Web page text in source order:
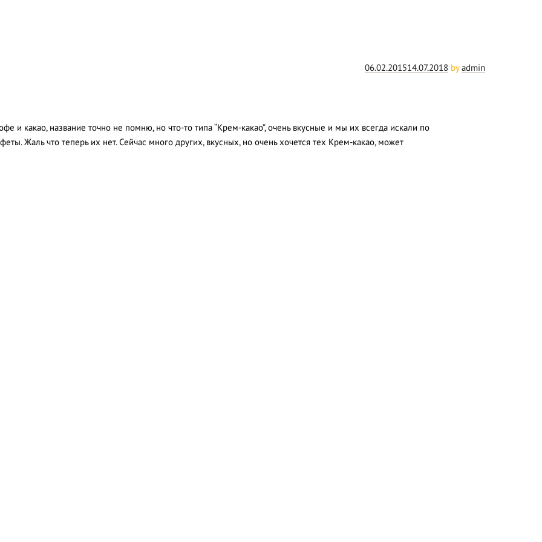
Posted
06.02.201514.07.2018 by admin
и какао, название точно не помню, но что-то типа “Крем-какао”, очень вкусные и мы их всегда искали по
Жаль что теперь их нет. Сейчас много других, вкусных, но очень хочется тех Крем-какао, может